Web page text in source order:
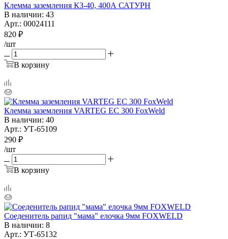
Клемма заземления КЗ-40, 400А САТУРН
В наличии: 43
Арт.: 00024111
820 ₽
/шт
В корзину
Клемма заземления VARTEG EC 300 FoxWeld
В наличии: 40
Арт.: УТ-65109
290 ₽
/шт
В корзину
Соеденитель рапид "мама" елочка 9мм FOXWELD
В наличии: 8
Арт.: УТ-65132